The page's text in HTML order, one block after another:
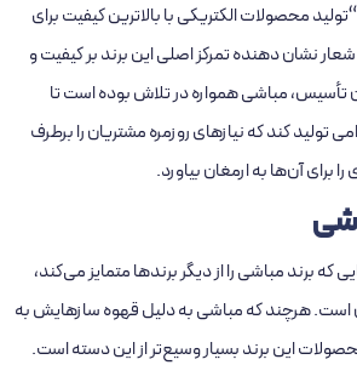
محصولات الکتریکی با بالاترین کیفیت برای
نشان‌ دهنده تمرکز اصلی این برند بر کیفیت و
تأسیس، مباشی همواره در تلاش بوده است تا
تولید کند که نیازهای روزمره مشتریان را برطرف
برای آن‌ها به ارمغان بیاورد.
برند مباشی را از دیگر برندها متمایز می‌کند،
است. هرچند که مباشی به دلیل قهوه‌ سازهایش به
این برند بسیار وسیع‌تر از این دسته است.